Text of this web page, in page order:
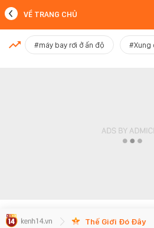
MỚI NHẤT
VỀ TRANG CHỦ
#máy bay rơi ở ấn độ #Xung
Thế Giới Đó Đây